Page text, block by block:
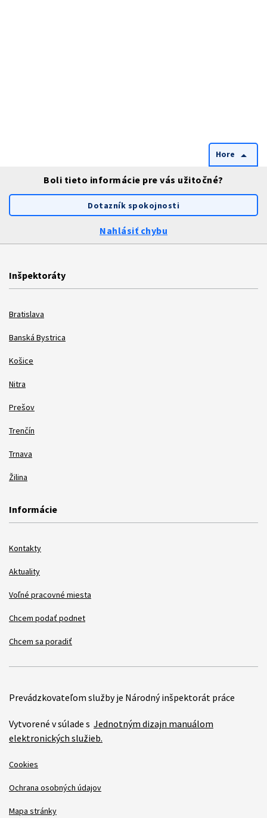
Hore arrow_drop_up
Boli tieto informácie pre vás užitočné?
Dotazník spokojnosti
Nahlásiť chybu
Inšpektoráty
Bratislava
Banská Bystrica
Košice
Nitra
Prešov
Trenčín
Trnava
Žilina
Informácie
Kontakty
Aktuality
Voľné pracovné miesta
Chcem podať podnet
Chcem sa poradiť
Prevádzkovateľom služby je Národný inšpektorát práce
Vytvorené v súlade s Jednotným dizajn manuálom
elektronických služieb.
Cookies
Ochrana osobných údajov
Mapa stránky